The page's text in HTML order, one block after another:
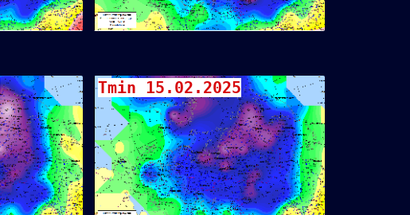
Tmin 15.02.2025